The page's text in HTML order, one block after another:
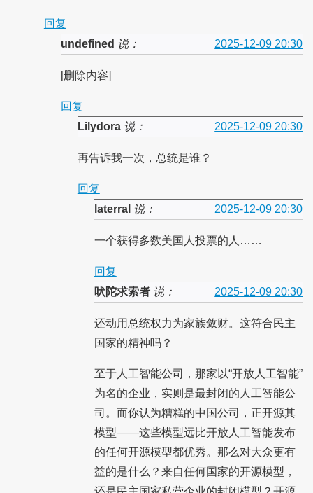
回复
undefined 说： 2025-12-09 20:30
[删除内容]
回复
Lilydora说： 2025-12-09 20:30
再告诉我一次，总统是谁？
回复
laterral 说： 2025-12-09 20:30
一个获得多数美国人投票的人……
回复
吠陀求索者说： 2025-12-09 20:30
还动用总统权力为家族敛财。这符合民主
国家的精神吗？
至于人工智能公司，那家以“开放人工智能”
为名的企业，实则是最封闭的人工智能公
司。而你认为糟糕的中国公司，正开源其
模型——这些模型远比开放人工智能发布
的任何开源模型都优秀。那么对大众更有
益的是什么？来自任何国家的开源模型，